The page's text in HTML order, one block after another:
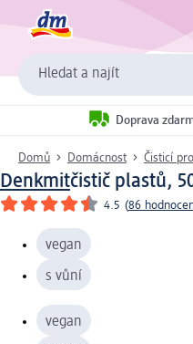
Hledat a najít
Doprava
Domů Domácnost Čisticí
Denkmitčistič plastů,
4.5 (86
vegan
s vůní
vegan